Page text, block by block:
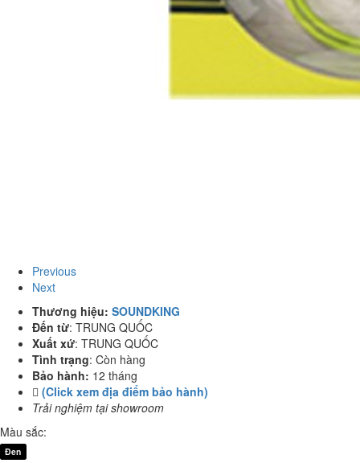
Previous
Next
Thương hiệu: SOUNDKING
Đến từ: TRUNG QUỐC
Xuất xứ: TRUNG QUỐC
Tình trạng: Còn hàng
Bảo hành: 12 tháng
(Click xem địa điểm bảo hành)
Trải nghiệm tại showroom
Màu sắc:
Đen